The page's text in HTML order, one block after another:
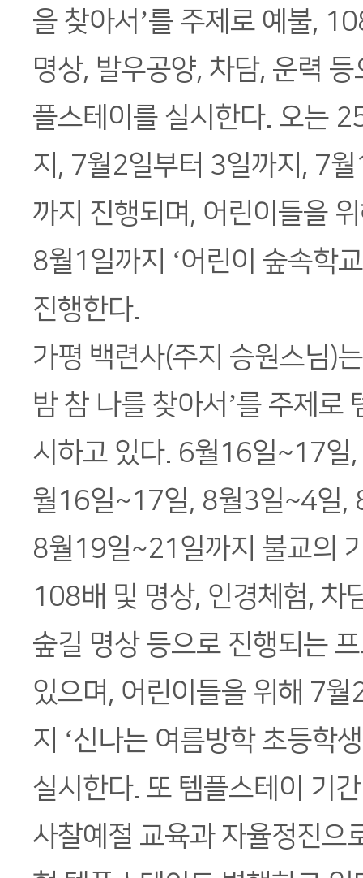
을 찾아서’를 주제로 예불,
명상, 발우공양, 차담, 운력
플스테이를 실시한다. 오는
지, 7월2일부터 3일까지, 7
까지 진행되며, 어린이들을
8월1일까지 ‘어린이 숲속학
진행한다.
가평 백련사(주지 승원스님)
밤 참 나를 찾아서’를 주제로
시하고 있다. 6월16일~17일
월16일~17일, 8월3일~4일,
8월19일~21일까지 불교의
108배 및 명상, 인경체험, 차
숲길 명상 등으로 진행되는
있으며, 어린이들을 위해 7
지 ‘신나는 여름방학 초등학
실시한다. 또 템플스테이 기
사찰예절 교육과 자율정진으